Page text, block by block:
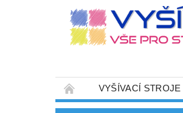
VYŠÍVACÍ STROJE
JEHLY SADY NITÍ